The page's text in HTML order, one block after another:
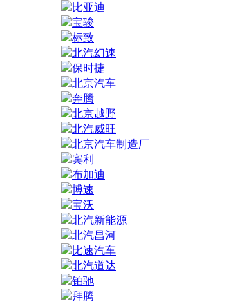
比亚迪
宝骏
标致
北汽幻速
保时捷
北京汽车
奔腾
北京越野
北汽威旺
北京汽车制造厂
宾利
布加迪
博速
宝沃
北汽新能源
北汽昌河
比速汽车
北汽道达
铂驰
拜腾